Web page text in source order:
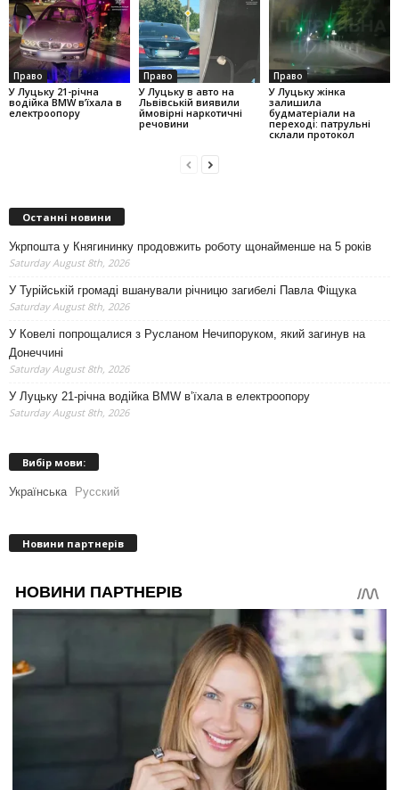
Право
У Луцьку 21-річна
водійка BMW в’їхала в
електроопору
Право
У Луцьку в авто на
Львівській виявили
ймовірні наркотичні
речовини
Право
У Луцьку жінка
залишила
будматеріали на
переході: патрульні
склали протокол
Останні новини
Укрпошта у Княгининку продовжить роботу щонайменше на 5 років
Saturday August 8th, 2026
У Турійській громаді вшанували річницю загибелі Павла Фіщука
Saturday August 8th, 2026
У Ковелі попрощалися з Русланом Нечипоруком, який загинув на
Донеччині
Saturday August 8th, 2026
У Луцьку 21-річна водійка BMW в’їхала в електроопору
Saturday August 8th, 2026
Вибір мови:
Українська Русский
Новини партнерів